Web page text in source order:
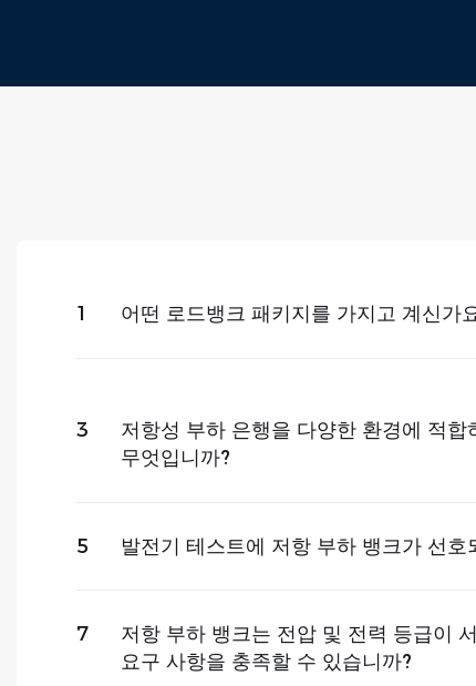
1 어떤 로드뱅크 패키지를 가지고 계신가
3
저항성 부하 은행을 다양한 환경에 적
무엇입니까?
5 발전기 테스트에 저항 부하 뱅크가 선호
7
저항 부하 뱅크는 전압 및 전력 등급이
요구 사항을 충족할 수 있습니까?